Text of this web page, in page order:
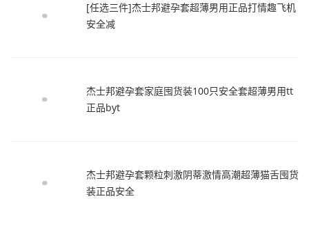
[任选三件]杰士邦避孕套超薄男用正品打情趣飞机
安全减
杰士邦避孕套家庭囤货装100只安全套超薄男用tt
正品byt
杰士邦避孕套颗粒刺激阴蒂激情高潮超薄猫舌囤货
装正品安全